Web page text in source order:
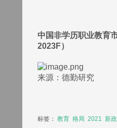
中国非学历职业教育
2023F）
来源：德勤研究
标签： 教育 格局 2021 新政